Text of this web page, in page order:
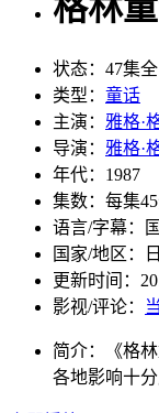
格林
状态： 47集
类型： 童话
主演： 雅格·
导演： 雅格·
年代： 1987
集数： 每集
语言/字幕：
国家/地区：
更新时间：
影视/评论：
简介：
《格
各地影响十